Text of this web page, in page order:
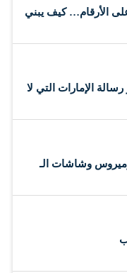
الأرقام… كيف يبني
الإمارات التي لا
وشاشات الـ